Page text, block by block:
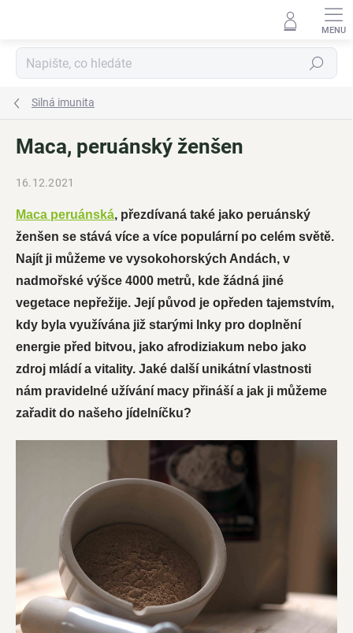
Hledat
Silná imunita
Maca, peruánský ženšen
16.12.2021
Maca peruánská, přezdívaná také jako peruánský
ženšen se stává více a více populární po celém světě.
Najít ji můžeme ve vysokohorských Andách, v
nadmořské výšce 4000 metrů, kde žádná jiné
vegetace nepřežije. Její původ je opředen tajemstvím,
kdy byla využívána již starými Inky pro doplnění
energie před bitvou, jako afrodiziakum nebo jako
zdroj mládí a vitality. Jaké další unikátní vlastnosti
nám pravidelné užívání macy přináší a jak ji můžeme
zařadit do našeho jídelníčku?